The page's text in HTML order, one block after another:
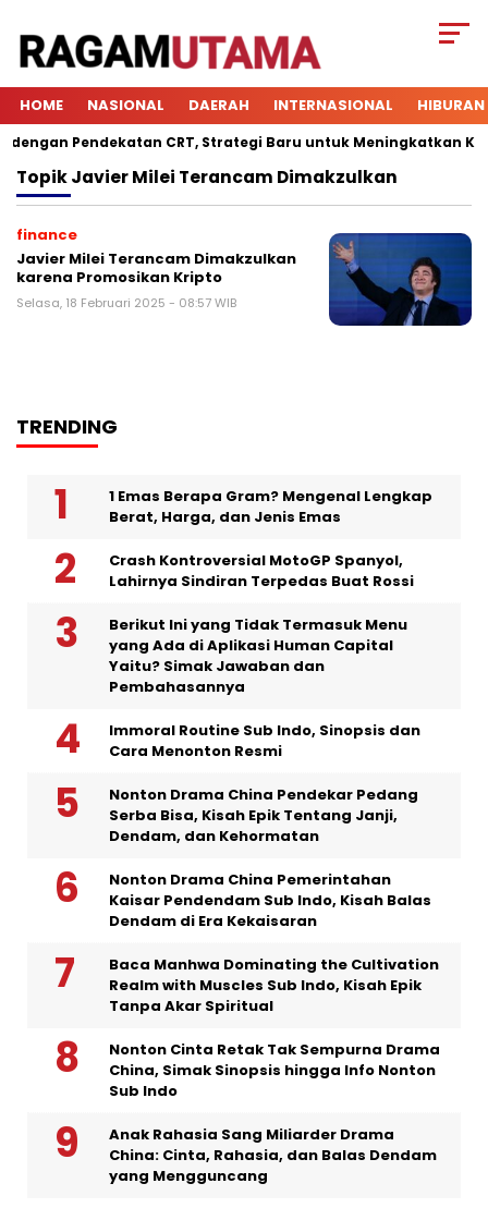
HOME NASIONAL DAERAH INTERNASIONAL HIBURAN
Pendekatan CRT, Strategi Baru untuk Meningkatkan
TopikJavier Milei Terancam Dimakzulkan
finance
Javier Milei Terancam Dimakzulkan
karena Promosikan Kripto
Selasa, 18 Februari 2025 - 08:57 WIB
TRENDING
1 Emas Berapa Gram? Mengenal Lengkap
Berat, Harga, dan Jenis Emas
Crash Kontroversial MotoGP Spanyol,
Lahirnya Sindiran Terpedas Buat Rossi
Berikut Ini yang Tidak Termasuk Menu
yang Ada di Aplikasi Human Capital
Yaitu? Simak Jawaban dan
Pembahasannya
Immoral Routine Sub Indo, Sinopsis dan
Cara Menonton Resmi
Nonton Drama China Pendekar Pedang
Serba Bisa, Kisah Epik Tentang Janji,
Dendam, dan Kehormatan
Nonton Drama China Pemerintahan
Kaisar Pendendam Sub Indo, Kisah Balas
Dendam di Era Kekaisaran
Baca Manhwa Dominating the Cultivation
Realm with Muscles Sub Indo, Kisah Epik
Tanpa Akar Spiritual
Nonton Cinta Retak Tak Sempurna Drama
China, Simak Sinopsis hingga Info Nonton
Sub Indo
Anak Rahasia Sang Miliarder Drama
China: Cinta, Rahasia, dan Balas Dendam
yang Mengguncang